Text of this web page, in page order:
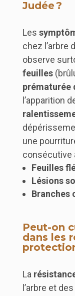
Judée ?
Les
chez l’arbre
observe
feuilles
prématurée
l’apparition
une
consécutive
Feuilles
Lésions
Branches
Peut-on
dans les
La
l’arbre et